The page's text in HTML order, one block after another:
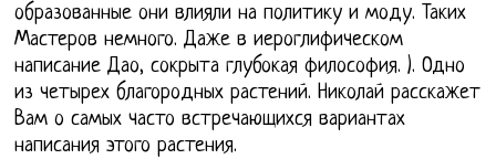
образованные они влияли на политику и моду. Таких
Мастеров немного. Даже в иероглифическом
написание Дао, сокрыта глубокая философия. ). Одно
из четырех благородных растений. Николай расскажет
Вам о самых часто встречающихся вариантах
написания этого растения.